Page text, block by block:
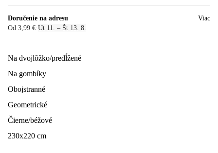
Doručenie na adresu
Od 3,99 €·Ut 11. – Št 13. 8.
Viac
Na dvojlôžko/predĺžené
Na gombíky
Obojstranné
Geometrické
Čierne/béžové
230x220 cm